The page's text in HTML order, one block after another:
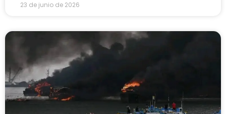
23 de junio de 2026